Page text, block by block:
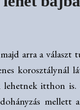
arra a választ
korosztálynál
itthon is.
mellett